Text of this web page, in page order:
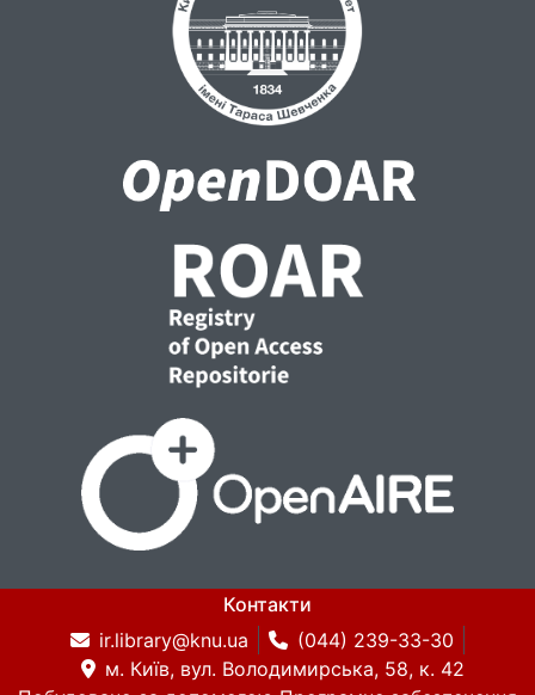
Контакти
ir.library@knu.ua
(044) 239-33-30
м. Київ, вул. Володимирська, 58, к. 42